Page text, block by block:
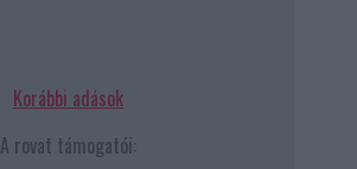
Korábbi adások
A rovat támogatói: